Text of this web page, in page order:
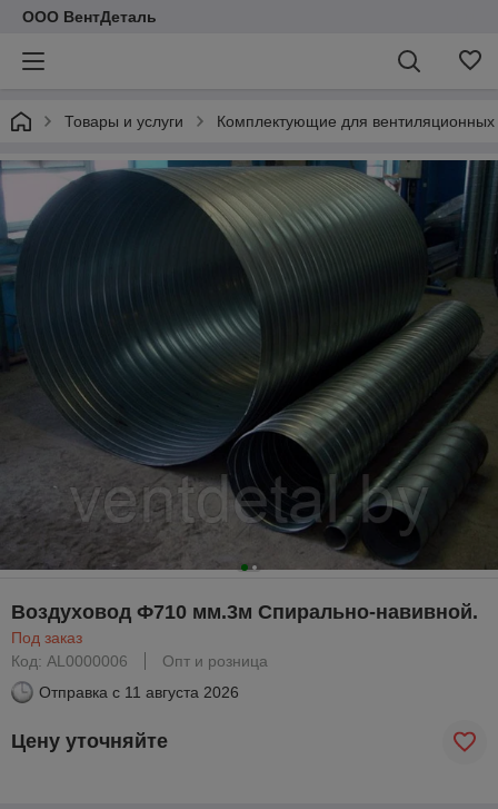
ООО ВентДеталь
Товары и услуги Комплектующие для вентиляционных
Воздуховод Ф710 мм.3м Спирально-навивной.
Под заказ
Код: AL0000006
Опт и розница
Отправка с 11 августа 2026
Цену уточняйте